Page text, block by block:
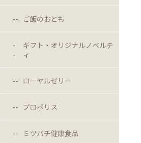
ご飯のおとも
ギフト・オリジナルノベルテ
ィ
ローヤルゼリー
プロポリス
ミツバチ健康食品